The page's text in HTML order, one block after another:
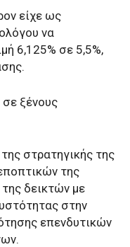
είχε ως
να
6,125% σε 5,5%,
σε ξένους
στρατηγικής της
της
δεικτών με
στην
επενδυτικών
.